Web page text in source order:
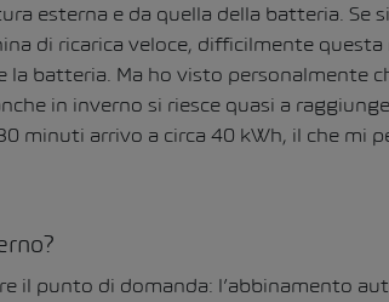
esterna e da quella della batteria. Se
di ricarica veloce, difficilmente
la batteria. Ma ho visto personalmente
in inverno si riesce quasi a
minuti arrivo a circa 40 kWh, il che mi
il punto di domanda: l’abbinamento